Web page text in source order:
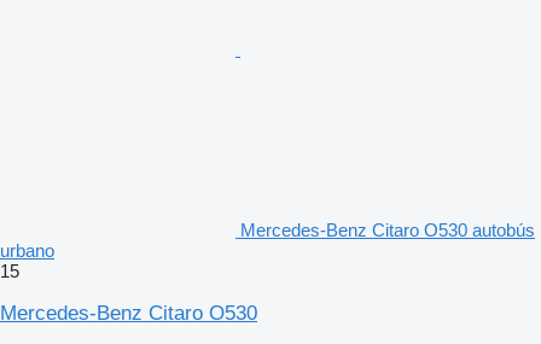
Mercedes-Benz Citaro O530 autobús
urbano
15
Mercedes-Benz Citaro O530